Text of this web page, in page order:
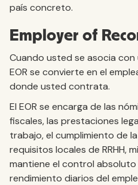
país concreto.
Employer of
Cuando usted se asocia con
EOR se convierte en el
donde usted contrata.
El EOR se encarga de las
fiscales, las prestaciones
trabajo, el cumplimiento de
requisitos locales de RRHH,
mantiene el control
rendimiento diarios del